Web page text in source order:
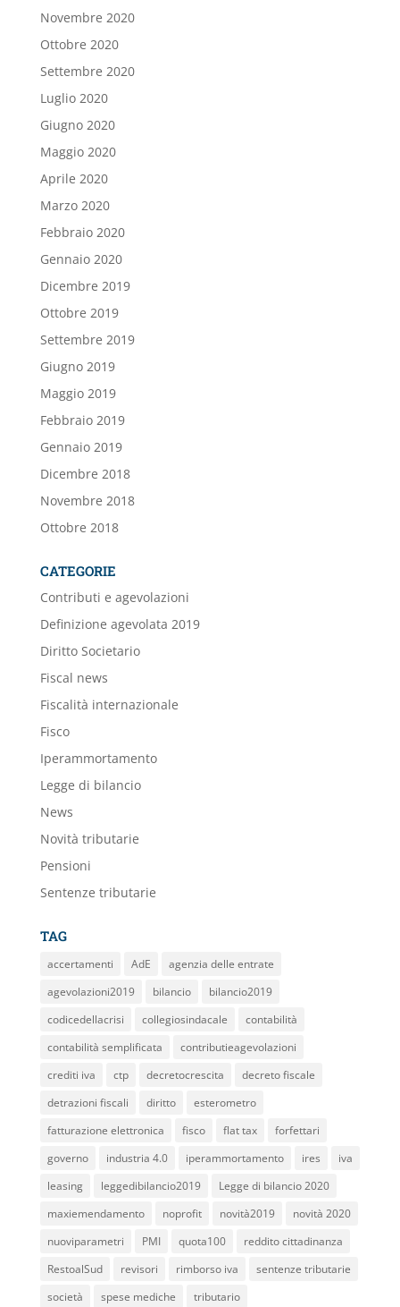
Novembre 2020
Ottobre 2020
Settembre 2020
Luglio 2020
Giugno 2020
Maggio 2020
Aprile 2020
Marzo 2020
Febbraio 2020
Gennaio 2020
Dicembre 2019
Ottobre 2019
Settembre 2019
Giugno 2019
Maggio 2019
Febbraio 2019
Gennaio 2019
Dicembre 2018
Novembre 2018
Ottobre 2018
CATEGORIE
Contributi e agevolazioni
Definizione agevolata 2019
Diritto Societario
Fiscal news
Fiscalità internazionale
Fisco
Iperammortamento
Legge di bilancio
News
Novità tributarie
Pensioni
Sentenze tributarie
TAG
accertamenti AdE
agenzia delle entrate
agevolazioni2019
bilancio
bilancio2019
codicedellacrisi
collegiosindacale
contabilità
contabilità semplificata
contributieagevolazioni
crediti iva
ctp decretocrescita
decreto fiscale
detrazioni fiscali
diritto
esterometro
fatturazione elettronica
fisco flat tax
forfettari
governo
industria 4.0 iperammortamento ires
iva
leasing
leggedibilancio2019
Legge di bilancio 2020
maxiemendamento
noprofit novità2019
novità 2020
nuoviparametri
PMI quota100
reddito cittadinanza
RestoalSud
revisori rimborso iva
sentenze tributarie
società
spese mediche tributario